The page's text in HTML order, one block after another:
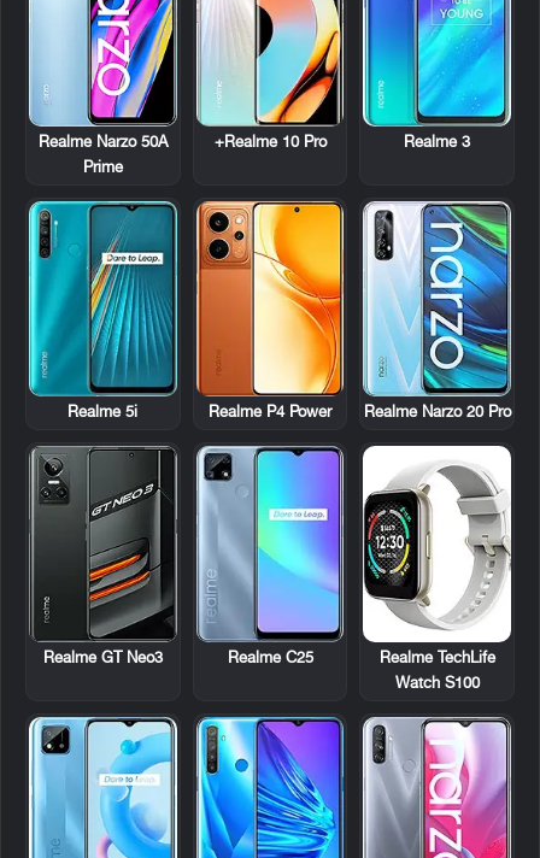
Realme 3
Realme 10 Pro+
Realme Narzo 50A
Prime
Realme Narzo 20 Pro
Realme P4 Power
Realme 5i
Realme TechLife
Watch S100
Realme C25
Realme GT Neo3